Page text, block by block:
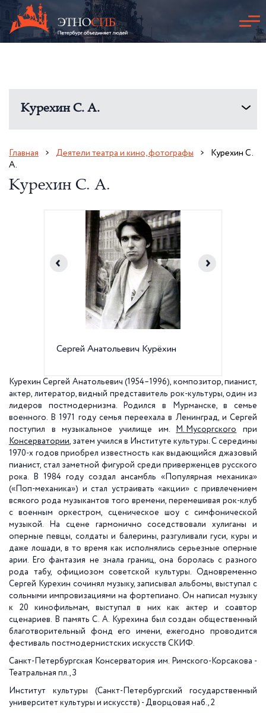
Курехин С. А.
Главная Деятели театра и кино, фотографы
Курехин С.
А.
Курехин С. А.
Сергей Анатольевич Курёхин
наб., 2
Курехин Сергей Анатольевич (1954–1996), композитор, пианист,
актер, литератор, видный представитель рок-культуры, один из
лидеров постмодернизма. Родился в Мурманске, в семье
военного. В 1971 году семья переехала в Ленинград, и Сергей
поступил в музыкальное училище им.
М. Мусоргского при
Консерватории, затем учился в Институте культуры. С середины
1970-х годов приобрел известность как выдающийся джазовый
пианист, стал заметной фигурой среди приверженцев русского
рока. В 1984 году создал ансамбль «Популярная механика»
(«Поп-механика») и стал устраивать «акции» с привлечением
всякого рода музыкантов того времени, перемешивая рок-клуб
с военным оркестром, сценическое шоу с симфонической
музыкой. На сцене гармонично соседствовали хулиганы и
оперные певцы, солдаты и балерины, разгуливали гуси, куры и
даже лошади, в то время как исполнялись серьезные оперные
арии. Его фантазия не знала границ, она боролась с разного
рода табу, официозом советской культуры. Одновременно
Сергей Курехин сочинял музыку, записывал альбомы, выступал с
сольными импровизациями на фортепиано. Он написал музыку
к 20 кинофильмам, выступал в них как актер и соавтор
сценариев. В память С. А. Курехина был создан общественный
благотворительный фонд его имени, ежегодно проводится
фестиваль постмодернистских искусств СКИФ.
Санкт-Петербургская Консерватория им. Римского-Корсакова -
Театральная пл., 3
Институт культуры (Санкт-Петербургский государственный
университет культуры и искусств) - Дворцовая наб., 2